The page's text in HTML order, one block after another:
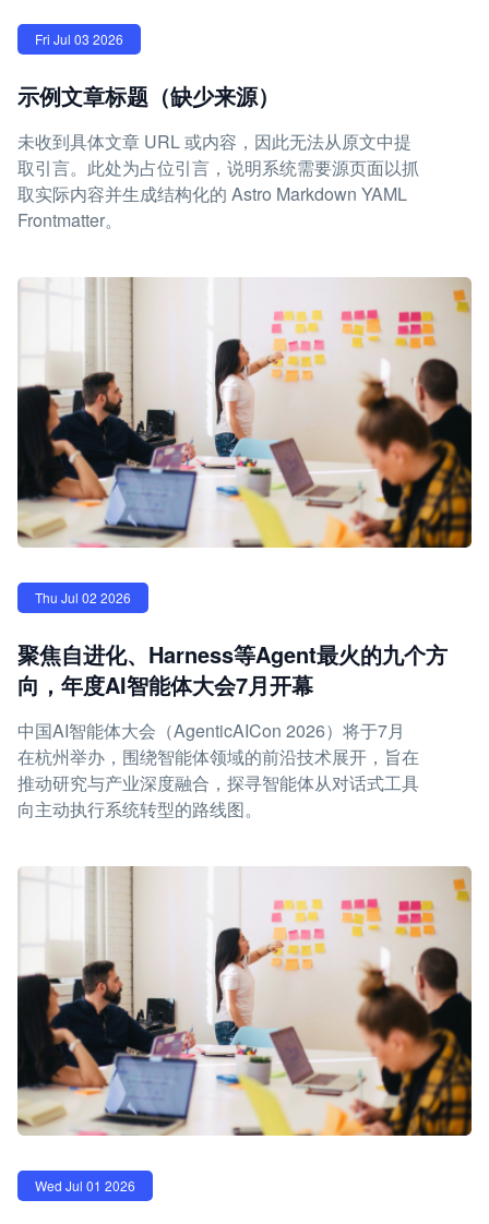
Fri Jul 03 2026
示例文章标题（缺少来源）
未收到具体文章 URL 或内容，因此无法从原文中提
取引言。此处为占位引言，说明系统需要源页面以抓
取实际内容并生成结构化的 Astro Markdown YAML
Frontmatter。
Thu Jul 02 2026
聚焦自进化、Harness等Agent最火的九个方
向，年度AI智能体大会7月开幕
中国AI智能体大会（AgenticAICon 2026）将于7月
在杭州举办，围绕智能体领域的前沿技术展开，旨在
推动研究与产业深度融合，探寻智能体从对话式工具
向主动执行系统转型的路线图。
Wed Jul 01 2026